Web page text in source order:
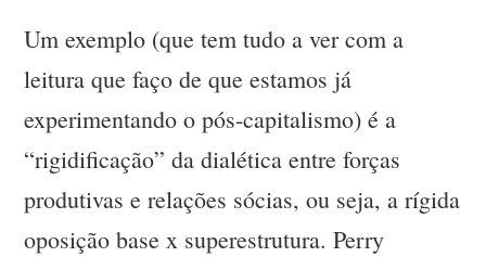
Um exemplo (que tem tudo a ver com a
leitura que faço de que estamos já
experimentando o pós-capitalismo) é a
“rigidificação” da dialética entre forças
produtivas e relações sócias, ou seja, a rígida
oposição base x superestrutura. Perry